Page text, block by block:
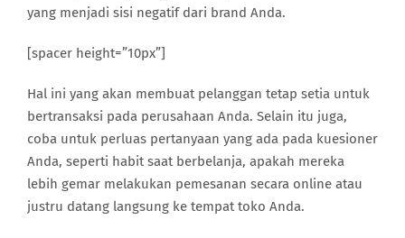
yang menjadi sisi negatif dari brand Anda.
[spacer height=”10px”]
Hal ini yang akan membuat pelanggan tetap setia untuk
bertransaksi pada perusahaan Anda. Selain itu juga,
coba untuk perluas pertanyaan yang ada pada kuesioner
Anda, seperti habit saat berbelanja, apakah mereka
lebih gemar melakukan pemesanan secara online atau
justru datang langsung ke tempat toko Anda.